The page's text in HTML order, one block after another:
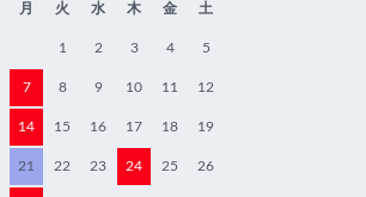
月 火 水 木 金 土
1 2 3 4 5
7 8 9 10 11 12
14 15 16 17 18 19
21 22 23 24 25 26